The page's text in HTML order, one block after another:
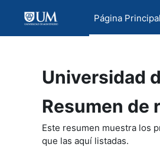
Página Principal
Universidad
Resumen de
Este resumen muestra los
que las aquí listadas.